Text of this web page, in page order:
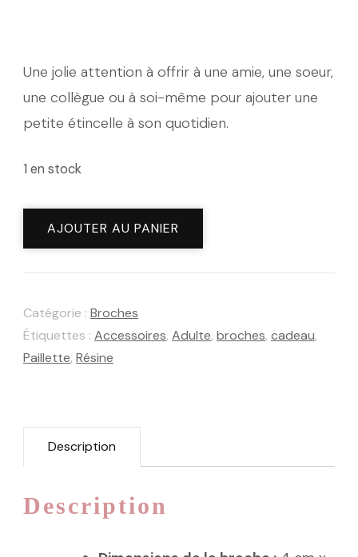
Une jolie attention à offrir à une amie, une soeur,
une collègue ou à soi-même pour ajouter une
petite étincelle à son quotidien.
1 en stock
quantité
Crocus
AJOUTER AU PANIER
Catégorie : Broches
Étiquettes : Accessoires, Adulte, broches, cadeau,
Paillette, Résine
Description
Description